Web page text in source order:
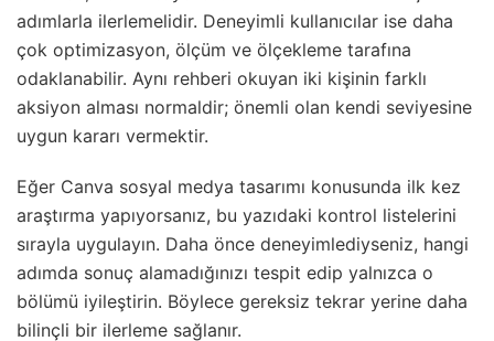
adımlarla ilerlemelidir. Deneyimli kullanıcılar ise daha
çok optimizasyon, ölçüm ve ölçekleme tarafına
odaklanabilir. Aynı rehberi okuyan iki kişinin farklı
aksiyon alması normaldir; önemli olan kendi seviyesine
uygun kararı vermektir.
Eğer Canva sosyal medya tasarımı konusunda ilk kez
araştırma yapıyorsanız, bu yazıdaki kontrol listelerini
sırayla uygulayın. Daha önce deneyimlediyseniz, hangi
adımda sonuç alamadığınızı tespit edip yalnızca o
bölümü iyileştirin. Böylece gereksiz tekrar yerine daha
bilinçli bir ilerleme sağlanır.